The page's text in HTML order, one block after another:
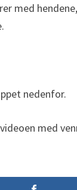
med
nedenfor.
med